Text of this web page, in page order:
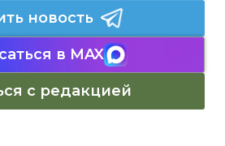
новость
в MAX
с редакцией